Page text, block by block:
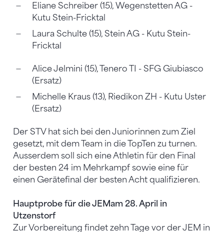
Eliane Schreiber (15), Wegenstetten AG -
Kutu Stein-Fricktal
Laura Schulte (15), Stein AG - Kutu Stein-
Fricktal
Alice Jelmini (15), Tenero TI - SFG Giubiasco
(Ersatz)
Michelle Kraus (13), Riedikon ZH - Kutu Uster
(Ersatz)
Der STV hat sich bei den Juniorinnen zum Ziel
gesetzt, mit dem Team in die TopTen zu turnen.
Ausserdem soll sich eine Athletin für den Final
der besten 24 im Mehrkampf sowie eine für
einen Gerätefinal der besten Acht qualifizieren.
Hauptprobe für die JEMam 28. April in
Utzenstorf
Zur Vorbereitung findet zehn Tage vor der JEM in